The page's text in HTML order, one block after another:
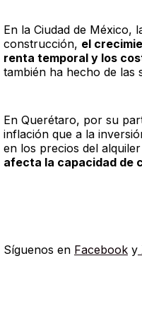
En la Ciudad de México,
construcción, el
renta temporal y los
también ha hecho de las
En Querétaro, por su
inflación que a la
en los precios del alquiler
afecta la capacidad de
Síguenos en Facebooky